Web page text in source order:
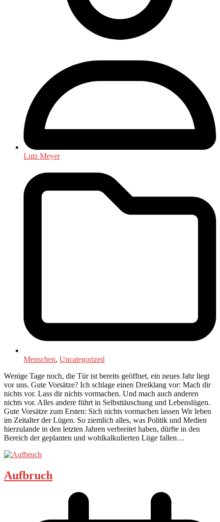
Lutz Meyer
Menschen, Uncategorized
Wenige Tage noch, die Tür ist bereits geöffnet, ein neues Jahr liegt
vor uns. Gute Vorsätze? Ich schlage einen Dreiklang vor: Mach dir
nichts vor. Lass dir nichts vormachen. Und mach auch anderen
nichts vor. Alles andere führt in Selbsttäuschung und Lebenslügen.
Gute Vorsätze zum Ersten: Sich nichts vormachen lassen Wir leben
im Zeitalter der Lügen. So ziemlich alles, was Politik und Medien
hierzulande in den letzten Jahren verbreitet haben, dürfte in den
Bereich der geplanten und wohlkalkulierten Lüge fallen…
Aufbruch